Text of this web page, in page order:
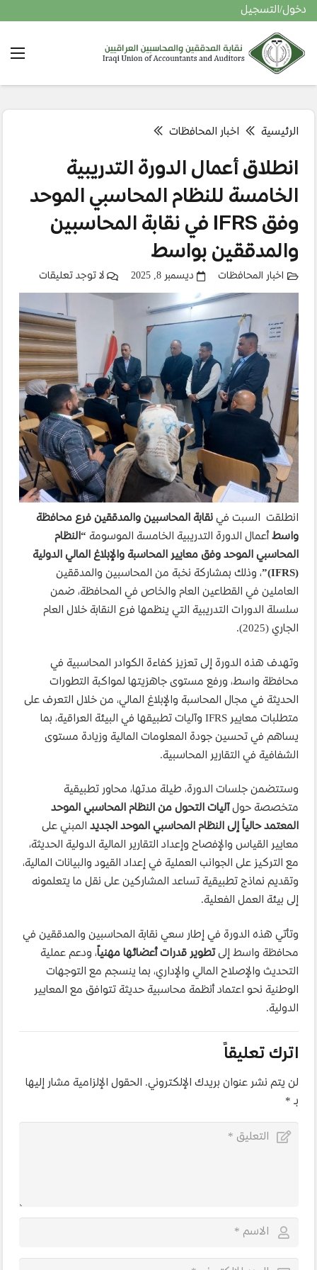
دخول/التسجيل
الرئيسية اخبار المحافظات
انطلاق أعمال الدورة التدريبية
الخامسة للنظام المحاسبي الموحد
وفق IFRS في نقابة المحاسبين
والمدققين بواسط
اخبار المحافظات ديسمبر 8, 2025 لا توجد تعليقات
انطلقت السبت فينقابة المحاسبين والمدققين فرع محافظة
واسط أعمال الدورة التدريبية الخامسة الموسومة “النظام
المحاسبي الموحد وفق معايير المحاسبة والإبلاغ المالي الدولية
(IFRS)”
، وذلك بمشاركة نخبة من المحاسبين والمدققين
العاملين في القطاعين العام والخاص في المحافظة، ضمن
سلسلة الدورات التدريبية التي ينظمها فرع النقابة خلال العام
الجاري (2025).
وتهدف هذه الدورة إلى تعزيز كفاءة الكوادر المحاسبية في
محافظة واسط، ورفع مستوى جاهزيتها لمواكبة التطورات
الحديثة في مجال المحاسبة والإبلاغ المالي، من خلال التعرف على
متطلبات معايير IFRS وآليات تطبيقها في البيئة العراقية، بما
يساهم في تحسين جودة المعلومات المالية وزيادة مستوى
الشفافية في التقارير المحاسبية.
وستتضمن جلسات الدورة، طيلة مدتها، محاور تطبيقية
متخصصة حولآليات التحول من النظام المحاسبي الموحد
المعتمد حالياً إلى النظام المحاسبي الموحد الجديد المبني على
معايير القياس والإفصاح وإعداد التقارير المالية الدولية الحديثة،
مع التركيز على الجوانب العملية في إعداد القيود والبيانات المالية،
وتقديم نماذج تطبيقية تساعد المشاركين على نقل ما يتعلمونه
إلى بيئة العمل الفعلية.
وتأتي هذه الدورة في إطار سعي نقابة المحاسبين والمدققين في
محافظة واسط إلىتطوير قدرات أعضائها مهنياً، ودعم عملية
التحديث والإصلاح المالي والإداري، بما ينسجم مع التوجهات
الوطنية نحو اعتماد أنظمة محاسبية حديثة تتوافق مع المعايير
الدولية.
اترك تعليقاً
لن يتم نشر عنوان بريدك الإلكتروني. الحقول الإلزامية مشار إليها
بـ *